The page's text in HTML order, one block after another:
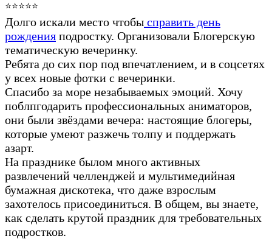
⭐⭐⭐⭐⭐
Долго искали место чтобы справить день
рождения подростку. Организовали Блогерскую
тематическую вечеринку.
Ребята до сих пор под впечатлением, и в соцсетях
у всех новые фотки с вечеринки.
Спасибо за море незабываемых эмоций. Хочу
поблпгодарить профессиональных аниматоров,
они были звёздами вечера: настоящие блогеры,
которые умеют разжечь толпу и поддержать
азарт.
На празднике былом много активных
развлечений челленджей и мультимедийная
бумажная дискотека, что даже взрослым
захотелось присоединиться. В общем, вы знаете,
как сделать крутой праздник для требовательных
подростков.